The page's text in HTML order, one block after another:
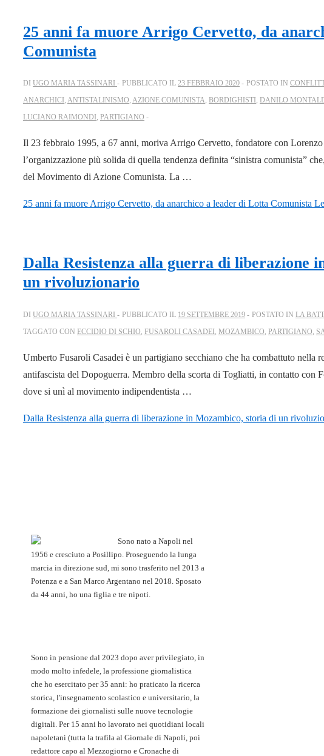
25 anni fa muore Arrigo Cervetto, da
Comunista
DI UGO MARIA TASSINARI PUBBLICATO IL 23 FEBBRAIO 2020 POSTATO IN
ANARCHICI , ANTISTALINISMO, AZIONE COMUNISTA, BORDIGHISTI , DANILO
LUCIANO RAIMONDI , PARTIGIANO
Il 23 febbraio 1995, a 67 anni, moriva Arrigo Cervetto, fondatore con
l’organizzazione più solida di quella tendenza definita “sinistra comunista”
del Movimento di Azione Comunista. La …
25 anni fa muore Arrigo Cervetto, da anarchico a leader di Lotta Comunista
Dalla Resistenza alla guerra di liberazione
un rivoluzionario
DI UGO MARIA TASSINARI PUBBLICATO IL 19 SETTEMBRE 2019 POSTATO IN LA
TAGGATO CON ECCIDIO DI SCHIO FUSAROLI CASADEI MOZAMBICO PARTIGIANO
Umberto Fusaroli Casadei è un partigiano secchiano che ha combattuto nella
antifascista del Dopoguerra. Membro della scorta di Togliatti, in contatto con
dove si unì al movimento indipendentista …
Dalla Resistenza alla guerra di liberazione in Mozambico, storia di un
Sono nato a Napoli nel
1956 e cresciuto a Posillipo. Proseguendo la lunga
marcia in direzione sud, mi sono trasferito nel 2013 a
Potenza e a San Marco Argentano nel 2018. Sposato
da 44 anni, ho una figlia e tre nipoti.
Sono in pensione dal 2023 dopo aver privilegiato, in
modo molto infedele, la professione giornalistica
che ho esercitato per 35 anni: ho praticato la ricerca
storica, l'insegnamento scolastico e universitario, la
formazione dei giornalisti sulle nuove tecnologie
digitali. Per 15 anni ho lavorato nei quotidiani locali
napoletani (tutta la trafila al Giornale di Napoli, poi
redattore capo al Mezzogiorno e Cronache di